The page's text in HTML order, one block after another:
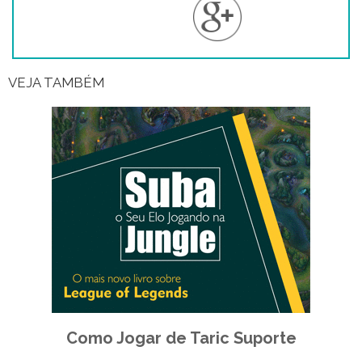
VEJA TAMBÉM
Como Jogar de Taric Suporte